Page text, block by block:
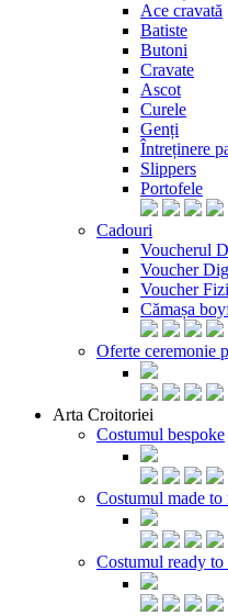
Ace cravată
Batiste
Butoni
Cravate
Ascot
Curele
Genți
Întreținere
Slippers
Portofele
Cadouri
Voucherul
Voucher
Voucher
Cămașa
Oferte ceremonie
Arta Croitoriei
Costumul bespoke
Costumul made to
Costumul ready to